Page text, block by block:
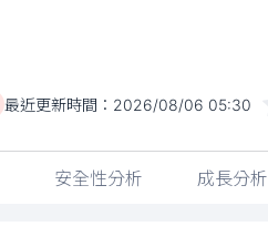
最近更新時間： 2026/08/06 05:30
安全性分析 成長分析